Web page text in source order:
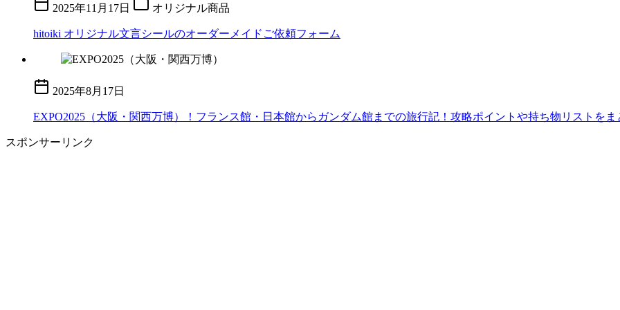
2025年11月17日 オリジナル商品
hitoiki オリジナル文言シールのオーダーメイドご依頼フォーム
2025年8月17日
EXPO2025（大阪・関西万博）！フランス館・日本館からガンダム館までの旅行記！攻略ポイントや持ち物リストをま
スポンサーリンク